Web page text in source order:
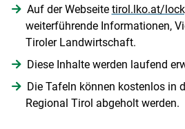
Auf der Webseite tirol.lko.at/
weiterführende Informationen,
Tiroler Landwirtschaft.
Diese Inhalte werden laufend
Die Tafeln können kostenlos in
Regional Tirol abgeholt werden.